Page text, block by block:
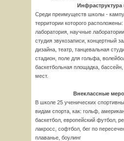
Среди преимуществ школы -
территории которого
лаборатория, научные
студия звукозаписи, концертный
дизайна, театр, танцевальная
стадион, поле для гольфа,
баскетбольная площадка,
мест.
Внеклассные
В школе 25 ученических
видам спорта, как: гольф,
баскетбол, европейский футбол,
лакросс, софтбол, бег по
плаванье, боулинг